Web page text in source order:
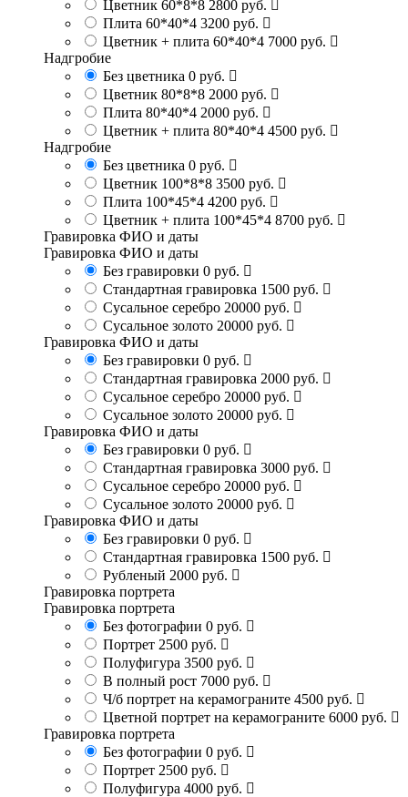
Цветник 60*8*8 2800 руб.
Плита 60*40*4 3200 руб.
Цветник + плита 60*40*4 7000 руб.
Надгробие
Без цветника 0 руб.
Цветник 80*8*8 2000 руб.
Плита 80*40*4 2000 руб.
Цветник + плита 80*40*4 4500 руб.
Надгробие
Без цветника 0 руб.
Цветник 100*8*8 3500 руб.
Плита 100*45*4 4200 руб.
Цветник + плита 100*45*4 8700 руб.
Гравировка ФИО и даты
Гравировка ФИО и даты
Без гравировки 0 руб.
Стандартная гравировка 1500 руб.
Сусальное серебро 20000 руб.
Сусальное золото 20000 руб.
Гравировка ФИО и даты
Без гравировки 0 руб.
Стандартная гравировка 2000 руб.
Сусальное серебро 20000 руб.
Сусальное золото 20000 руб.
Гравировка ФИО и даты
Без гравировки 0 руб.
Стандартная гравировка 3000 руб.
Сусальное серебро 20000 руб.
Сусальное золото 20000 руб.
Гравировка ФИО и даты
Без гравировки 0 руб.
Стандартная гравировка 1500 руб.
Рубленый 2000 руб.
Гравировка портрета
Гравировка портрета
Без фотографии 0 руб.
Портрет 2500 руб.
Полуфигура 3500 руб.
В полный рост 7000 руб.
Ч/б портрет на керамограните 4500 руб.
Цветной портрет на керамограните 6000 руб.
Гравировка портрета
Без фотографии 0 руб.
Портрет 2500 руб.
Полуфигура 4000 руб.